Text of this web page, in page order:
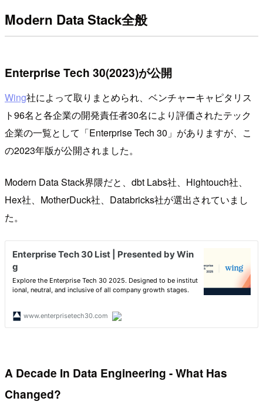
Modern Data Stack全般
Enterprise Tech 30(2023)が公開
Wing社によって取りまとめられ、ベンチャーキャピタリス
ト96名と各企業の開発責任者30名により評価されたテック
企業の一覧として「Enterprise Tech 30」がありますが、こ
の2023年版が公開されました。
Modern Data Stack界隈だと、dbt Labs社、Hightouch社、
Hex社、MotherDuck社、Databricks社が選出されていまし
た。
A Decade In Data Engineering - What Has
Changed?